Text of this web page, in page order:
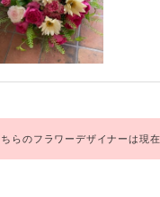
ちらのフラワーデザイナーは現